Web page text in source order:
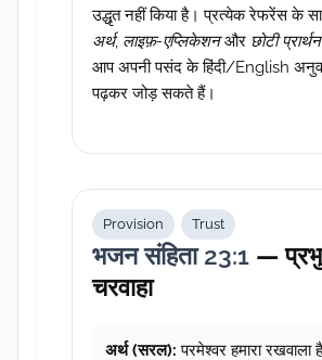
उद्धृत नहीं किया है। प्रत्येक रेफरेंस के
अर्थ, लाइफ़-एप्लिकेशनऔर छोटी
आप अपनी पसंद के हिंदी/English
पढ़कर जोड़ सकते हैं।
Provision Trust
भजन संहिता 23:1 — प्रभु
चरवाहा
अर्थ (सरल): परमेश्वर हमारा रखवाला